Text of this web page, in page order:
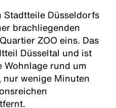
Stadtteile Düsseldorfs
brachliegenden
ZOO eins. Das
Düsseltal und ist
Wohnlage rund um
wenige Minuten